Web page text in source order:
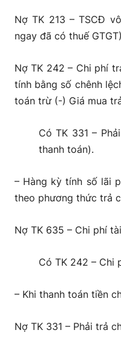
Nợ TK 213 – TSCĐ
ngay đã có thuế GTGT)
Nợ TK 242 – Chi phí
tính bằng số chênh
toán trừ (-) Giá mua
Có TK 331 –
thanh toán).
– Hàng kỳ tính số lãi
theo phương thức trả
Nợ TK 635 – Chi phí
Có TK 242 – Chi
– Khi thanh toán tiền
Nợ TK 331 – Phải trả